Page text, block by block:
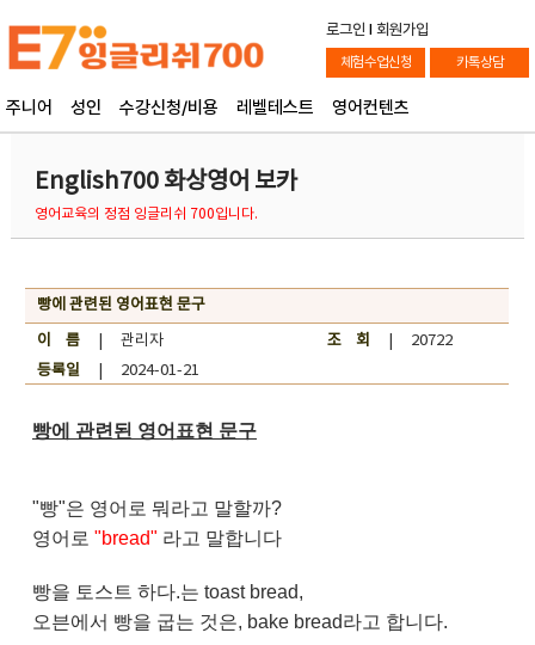
로그인 l 회원가입
체험수업신청 카톡상담
주니어 성인 수강신청/비용 레벨테스트 영어컨텐츠
English700 화상영어 보카
영어교육의 정점 잉글리쉬 700입니다.
빵에 관련된 영어표현 문구
이 름| 관리자 조 회
| 20722
등록일| 2024-01-21
빵에 관련된 영어표현 문구
"빵"은 영어로 뭐라고 말할까?
영어로 "bread" 라고 말합니다
빵을 토스트 하다.는 toast bread,
오븐에서 빵을 굽는 것은, bake bread라고 합니다.